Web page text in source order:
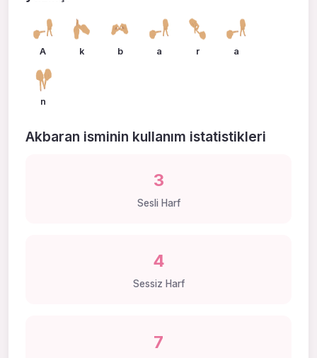
A k b a r a
n
Akbaran isminin kullanım istatistikleri
3
Sesli Harf
4
Sessiz Harf
7